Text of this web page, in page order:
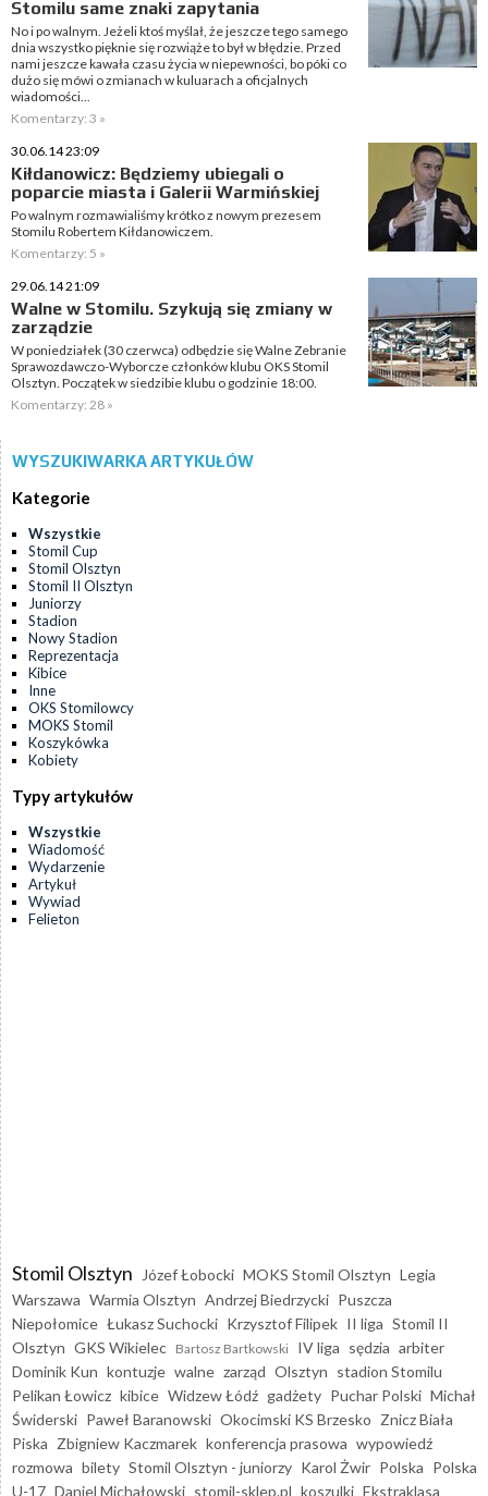
Stomilu same znaki zapytania
No i po walnym. Jeżeli ktoś myślał, że jeszcze tego samego
dnia wszystko pięknie się rozwiąże to był w błędzie. Przed
nami jeszcze kawała czasu życia w niepewności, bo póki co
dużo się mówi o zmianach w kuluarach a oficjalnych
wiadomości...
Komentarzy: 3 »
30.06.14 23:09
Kiłdanowicz: Będziemy ubiegali o
poparcie miasta i Galerii Warmińskiej
Po walnym rozmawialiśmy krótko z nowym prezesem
Stomilu Robertem Kiłdanowiczem.
Komentarzy: 5 »
29.06.14 21:09
Walne w Stomilu. Szykują się zmiany w
zarządzie
W poniedziałek (30 czerwca) odbędzie się Walne Zebranie
Sprawozdawczo-Wyborcze członków klubu OKS Stomil
Olsztyn. Początek w siedzibie klubu o godzinie 18:00.
Komentarzy: 28 »
WYSZUKIWARKA ARTYKUŁÓW
Kategorie
Wszystkie
Stomil Cup
Stomil Olsztyn
Stomil II Olsztyn
Juniorzy
Stadion
Nowy Stadion
Reprezentacja
Kibice
Inne
OKS Stomilowcy
MOKS Stomil
Koszykówka
Kobiety
Typy artykułów
Wszystkie
Wiadomość
Wydarzenie
Artykuł
Wywiad
Felieton
Stomil Olsztyn Józef Łobocki MOKS Stomil Olsztyn Legia
Warszawa Warmia Olsztyn Andrzej Biedrzycki Puszcza
Niepołomice Łukasz Suchocki Krzysztof Filipek II liga Stomil II
Olsztyn GKS Wikielec Bartosz Bartkowski IV liga sędzia arbiter
Dominik Kun kontuzje walne zarząd Olsztyn stadion Stomilu
Pelikan Łowicz kibice Widzew Łódź gadżety Puchar Polski Michał
Świderski Paweł Baranowski Okocimski KS Brzesko Znicz Biała
Piska Zbigniew Kaczmarek konferencja prasowa wypowiedź
rozmowa bilety Stomil Olsztyn - juniorzy Karol Żwir Polska Polska
U-17 Daniel Michałowski stomil-sklep.pl koszulki Ekstraklasa